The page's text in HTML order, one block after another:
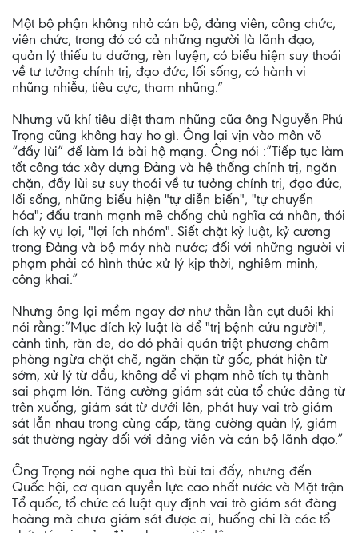
Một bộ phận không nhỏ cán bộ, đảng viên, công chức,
viên chức, trong đó có cả những người là lãnh đạo,
quản lý thiếu tu dưỡng, rèn luyện, có biểu hiện suy thoái
về tư tưởng chính trị, đạo đức, lối sống, có hành vi
nhũng nhiễu, tiêu cực, tham nhũng.”
Nhưng vũ khí tiêu diệt tham nhũng cũa ông Nguyễn Phú
Trọng cũng không hay ho gì. Ông lại vịn vào môn võ
“đẩy lùi” để làm lá bài hộ mạng. Ông nói :”Tiếp tục làm
tốt công tác xây dựng Đảng và hệ thống chính trị, ngăn
chặn, đẩy lùi sự suy thoái về tư tưởng chính trị, đạo đức,
lối sống, những biểu hiện "tự diễn biến", "tự chuyển
hóa"; đấu tranh mạnh mẽ chống chủ nghĩa cá nhân, thói
ích kỷ vụ lợi, "lợi ích nhóm". Siết chặt kỷ luật, kỷ cương
trong Đảng và bộ máy nhà nước; đối với những người vi
phạm phải có hình thức xử lý kịp thời, nghiêm minh,
công khai.”
Nhưng ông lại mềm ngay đơ như thằn lằn cụt đuôi khi
nói rằng:”Mục đích kỷ luật là để "trị bệnh cứu người",
cảnh tỉnh, răn đe, do đó phải quán triệt phương châm
phòng ngừa chặt chẽ, ngăn chặn từ gốc, phát hiện từ
sớm, xử lý từ đầu, không để vi phạm nhỏ tích tụ thành
sai phạm lớn. Tăng cường giám sát của tổ chức đảng từ
trên xuống, giám sát từ dưới lên, phát huy vai trò giám
sát lẫn nhau trong cùng cấp, tăng cường quản lý, giám
sát thường ngày đối với đảng viên và cán bộ lãnh đạo.”
Ông Trọng nói nghe qua thì bùi tai đấy, nhưng đến
Quốc hội, cơ quan quyền lực cao nhất nước và Mặt trận
Tổ quốc, tổ chức có luật quy định vai trò giám sát đàng
hoàng mà chưa giám sát được ai, huống chi là các tổ